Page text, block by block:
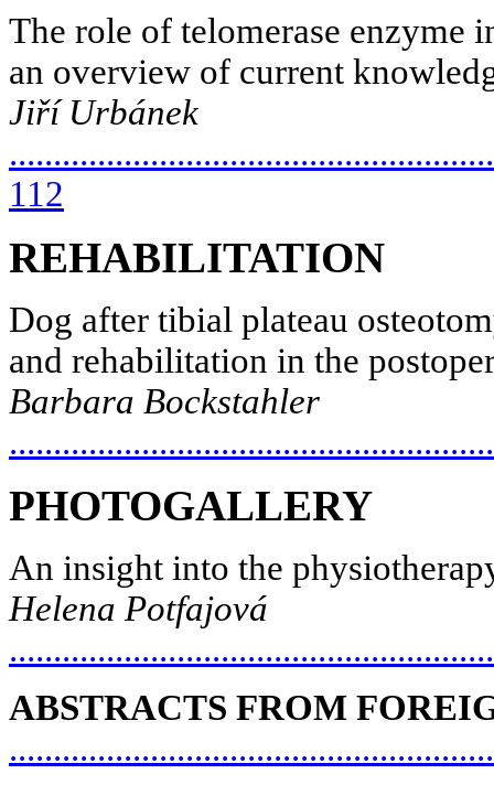
The role of telomerase enzyme
an overview of current
Jiří Urbánek
112
REHABILITATION
Dog after tibial plateau
and rehabilitation in the
Barbara Bockstahler
PHOTOGALLERY
An insight into the
Helena Potfajová
ABSTRACTS FROM